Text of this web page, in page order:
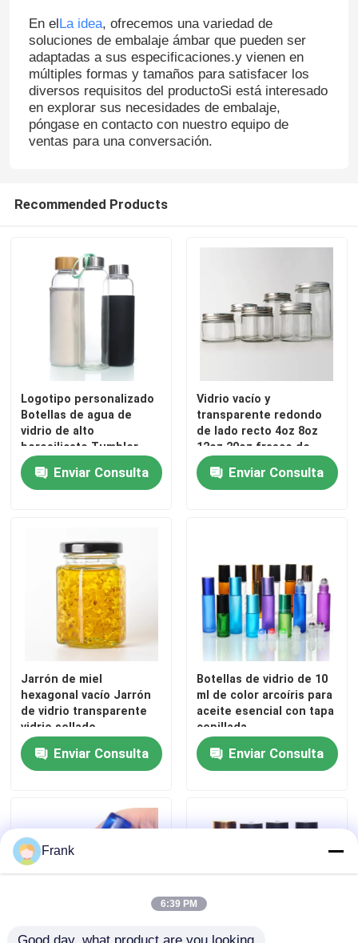
En elLa idea, ofrecemos una variedad de
soluciones de embalaje ámbar que pueden ser
adaptadas a sus especificaciones.y vienen en
múltiples formas y tamaños para satisfacer los
diversos requisitos del productoSi está interesado
en explorar sus necesidades de embalaje,
póngase en contacto con nuestro equipo de
ventas para una conversación.
Recommended Products
Logotipo personalizado
Botellas de agua de
vidrio de alto
borosilicato Tumbler
BPA GRATUITO Botella
de agua potable
Enviar Consulta
Vidrio vacío y
transparente redondo
de lado recto 4oz 8oz
12oz 20oz frasco de
vidrio contenedor de
alimentos con tapa de
Enviar Consulta
Jarrón de miel
hexagonal vacío Jarrón
de vidrio transparente
vidrio sellado
Enviar Consulta
Botellas de vidrio de 10
ml de color arcoíris para
aceite esencial con tapa
cepillada
Enviar Consulta
Frank
6:39 PM